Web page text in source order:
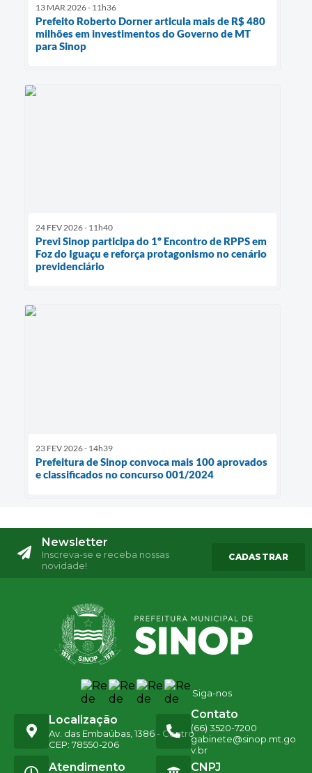
13 MAR 2026 - 11h36
Prefeito Roberto Dorner articula mais de R$ 480
milhões em investimentos do Governo de MT
para Sinop
24 FEV 2026 - 11h40
Previ Sinop participa do 1º Encontro de RPPS em
Foz do Iguaçu e reforça protagonismo no cenário
previdenciário
23 FEV 2026 - 14h39
Prefeitura de Sinop convoca mais 100 aprovados
e classificados no concurso 001/2024
Newsletter
Inscreva-se e receba nossas
novidade!
CADASTRAR
Siga-nos
Localização
Av. das Embaúbas, 1386 - Centro
CEP: 78550-206
Contato
(66) 3520-7200
gabinete@sinop.mt.go
v.br
Atendimento CNPJ